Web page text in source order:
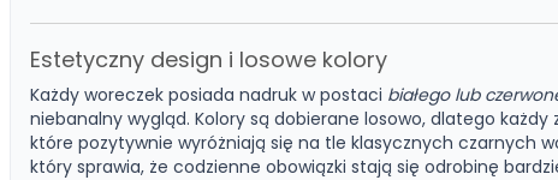
Estetyczny design i losowe kolory
Każdy woreczek posiada nadruk w postaci białego lub
niebanalny wygląd. Kolory są dobierane losowo, dlatego
które pozytywnie wyróżniają się na tle klasycznych czarnych
który sprawia, że codzienne obowiązki stają się odrobinę